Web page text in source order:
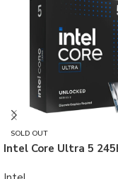
SOLD OUT
Intel Core Ultra 5